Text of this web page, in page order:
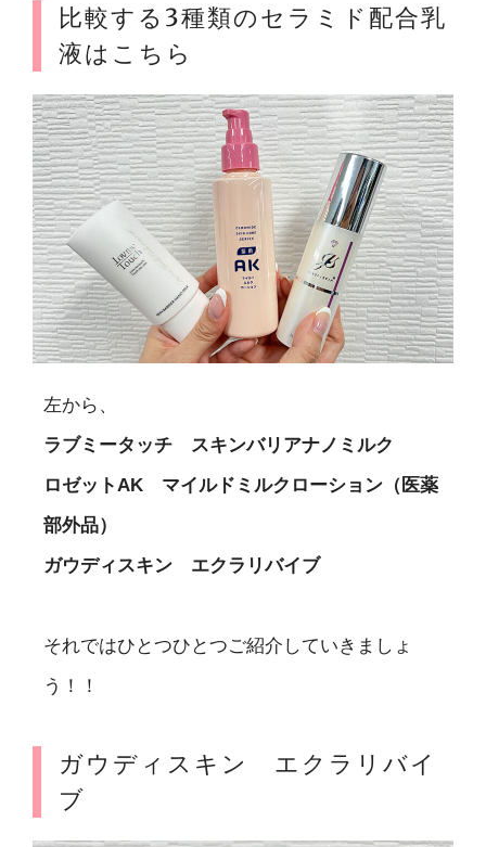
比較する3種類のセラミド配合乳
液はこちら
左から、
ラブミータッチ スキンバリアナノミルク
ロゼットAK マイルドミルクローション（医薬
部外品）
ガウディスキン エクラリバイブ
それではひとつひとつご紹介していきましょ
う！！
ガウディスキン エクラリバイ
ブ